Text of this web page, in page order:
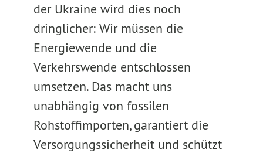
der Ukraine wird dies noch
dringlicher: Wir müssen die
Energiewende und die
Verkehrswende entschlossen
umsetzen. Das macht uns
unabhängig von fossilen
Rohstoffimporten, garantiert die
Versorgungssicherheit und schützt